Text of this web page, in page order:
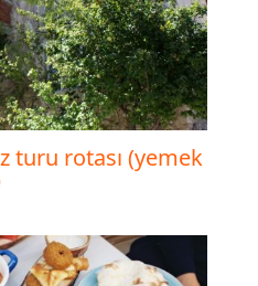
turu rotası (yemek